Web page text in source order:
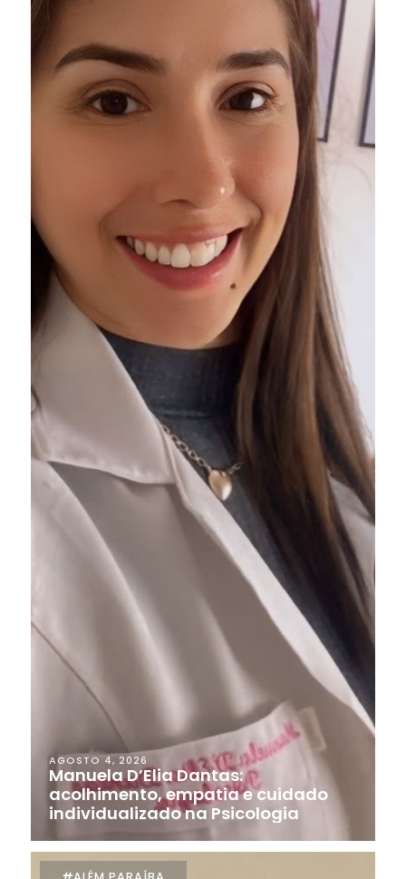
AGOSTO 4, 2026
Manuela D’Elia Dantas:
acolhimento, empatia e cuidado
individualizado na Psicologia